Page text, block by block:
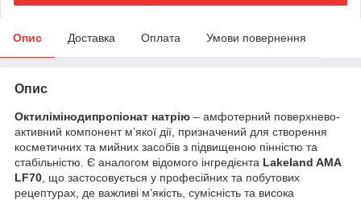
Опис Доставка Оплата Умови повернення
Опис
Октилімінодипропіонат натрію – амфотерний поверхнево-
активний компонент м’якої дії, призначений для створення
косметичних та мийних засобів з підвищеною пінністю та
стабільністю. Є аналогом відомого інгредієнта Lakeland AMA
LF70 , що застосовується у професійних та побутових
рецептурах, де важливі м’якість, сумісність та висока